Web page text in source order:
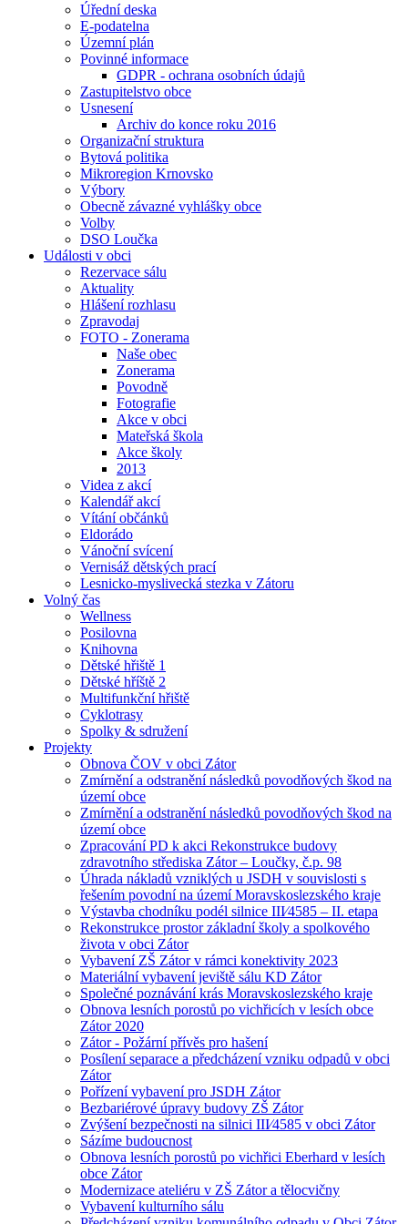
Úřední deska
E-podatelna
Územní plán
Povinné informace
GDPR - ochrana osobních údajů
Zastupitelstvo obce
Usnesení
Archiv do konce roku 2016
Organizační struktura
Bytová politika
Mikroregion Krnovsko
Výbory
Obecně závazné vyhlášky obce
Volby
DSO Loučka
Události v obci
Rezervace sálu
Aktuality
Hlášení rozhlasu
Zpravodaj
FOTO - Zonerama
Naše obec
Zonerama
Povodně
Fotografie
Akce v obci
Mateřská škola
Akce školy
2013
Videa z akcí
Kalendář akcí
Vítání občánků
Eldorádo
Vánoční svícení
Vernisáž dětských prací
Lesnicko-myslivecká stezka v Zátoru
Volný čas
Wellness
Posilovna
Knihovna
Dětské hřiště 1
Dětské hříště 2
Multifunkční hřiště
Cyklotrasy
Spolky & sdružení
Projekty
Obnova ČOV v obci Zátor
Zmírnění a odstranění následků povodňových škod na
území obce
Zmírnění a odstranění následků povodňových škod na
území obce
Zpracování PD k akci Rekonstrukce budovy
zdravotního střediska Zátor – Loučky, č.p. 98
Úhrada nákladů vzniklých u JSDH v souvislosti s
řešením povodní na území Moravskoslezského kraje
Výstavba chodníku podél silnice III⁄4585 – II. etapa
Rekonstrukce prostor základní školy a spolkového
života v obci Zátor
Vybavení ZŠ Zátor v rámci konektivity 2023
Materiální vybavení jeviště sálu KD Zátor
Společné poznávání krás Moravskoslezského kraje
Obnova lesních porostů po vichřicích v lesích obce
Zátor 2020
Zátor - Požární přívěs pro hašení
Posílení separace a předcházení vzniku odpadů v obci
Zátor
Pořízení vybavení pro JSDH Zátor
Bezbariérové úpravy budovy ZŠ Zátor
Zvýšení bezpečnosti na silnici III⁄4585 v obci Zátor
Sázíme budoucnost
Obnova lesních porostů po vichřici Eberhard v lesích
obce Zátor
Modernizace ateliéru v ZŠ Zátor a tělocvičny
Vybavení kulturního sálu